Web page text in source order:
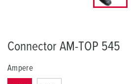
Connector AM-TOP 545
Ampere